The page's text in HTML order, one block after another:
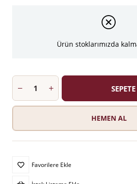
Ürün stoklarımızda
Favorilere Ekle